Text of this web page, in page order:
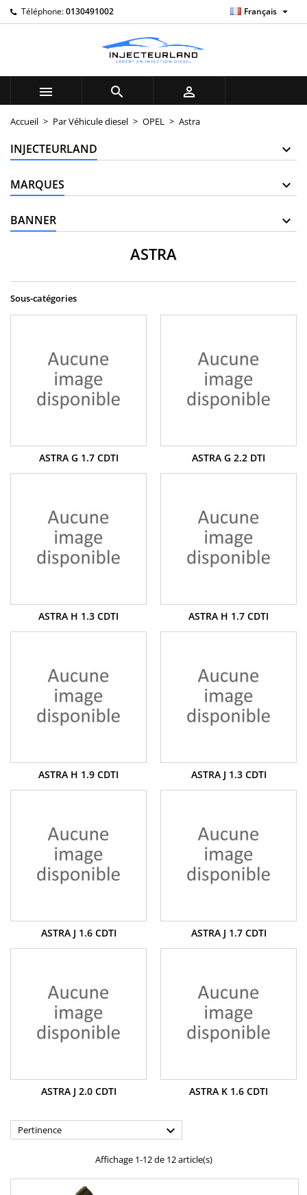
Téléphone:0130491002 Français 
  
Accueil Par Véhicule diesel OPEL Astra
INJECTEURLAND
MARQUES
BANNER
ASTRA
Sous-catégories
ASTRA G 1.7 CDTI ASTRA G 2.2 DTI
ASTRA H 1.3 CDTI ASTRA H 1.7 CDTI
ASTRA H 1.9 CDTI ASTRA J 1.3 CDTI
ASTRA J 1.6 CDTI ASTRA J 1.7 CDTI
ASTRA J 2.0 CDTI ASTRA K 1.6 CDTI
Pertinence 
Affichage 1-12 de 12 article(s)
My wishlists ×
add_circle_outline
((modalTitle)) ×
((confirmMessage))
((cancelText)) ((modalDeleteText))
((title)) ×
Connexion ×
Vous devez être connecté pour ajouter des produits à
votre liste d'envies.
((cancelText))